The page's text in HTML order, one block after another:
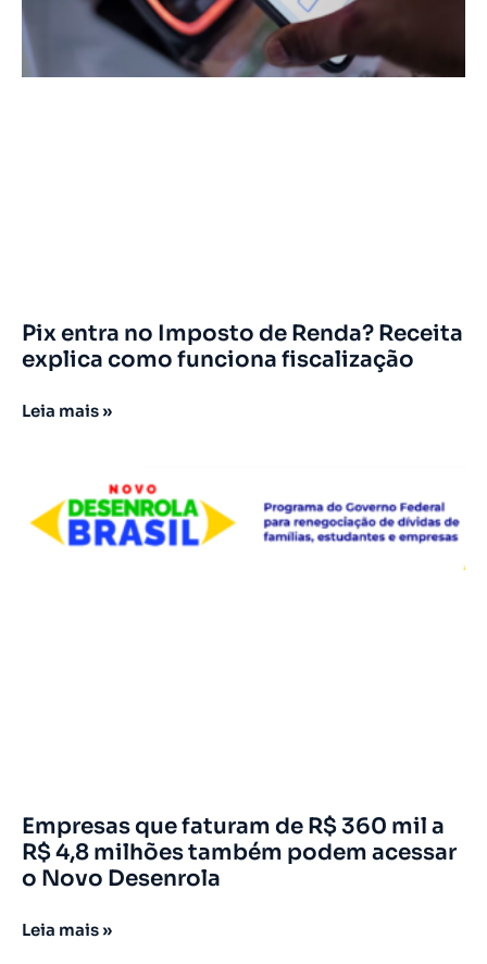
Pix entra no Imposto de Renda? Receita
explica como funciona fiscalização
Leia mais »
Empresas que faturam de R$ 360 mil a
R$ 4,8 milhões também podem acessar
o Novo Desenrola
Leia mais »